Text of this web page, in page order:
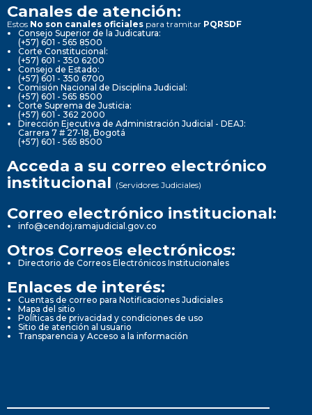
Canales de atención:
Estos No son canales oficiales para tramitar PQRSDF
Consejo Superior de la Judicatura:
(+57) 601 - 565 8500
Corte Constitucional:
(+57) 601 - 350 6200
Consejo de Estado:
(+57) 601 - 350 6700
Comisión Nacional de Disciplina Judicial:
(+57) 601 - 565 8500
Corte Suprema de Justicia:
(+57) 601 - 362 2000
Dirección Ejecutiva de Administración Judicial - DEAJ:
Carrera 7 # 27-18, Bogotá
(+57) 601 - 565 8500
Acceda a su correo electrónico
institucional (Servidores Judiciales)
Correo electrónico institucional:
info@cendoj.ramajudicial.gov.co
Otros Correos electrónicos:
Directorio de Correos Electrónicos Institucionales
Enlaces de interés:
Cuentas de correo para Notificaciones Judiciales
Mapa del sitio
Políticas de privacidad y condiciones de uso
Sitio de atención al usuario
Transparencia y Acceso a la información